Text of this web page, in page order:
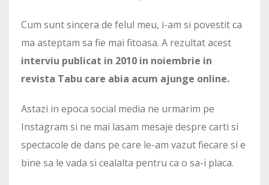
Cum sunt sincera de felul meu, i-am si povestit ca
ma asteptam sa fie mai fitoasa. A rezultat acest
interviu publicat in 2010 in noiembrie in
revista Tabu care abia acum ajunge online.
Astazi in epoca social media ne urmarim pe
Instagram si ne mai lasam mesaje despre carti si
spectacole de dans pe care le-am vazut fiecare si e
bine sa le vada si cealalta pentru ca o sa-i placa.